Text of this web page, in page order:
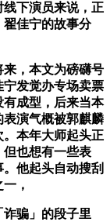
下演员来说，正
佳宁的故事分
，本文为磅礴号
发觉办专场卖票
成型，后来当本
表演气概被郭麒麟
本年大师起头正
但也想有一些表
他起头自动搜刮
，
骗」的段子里